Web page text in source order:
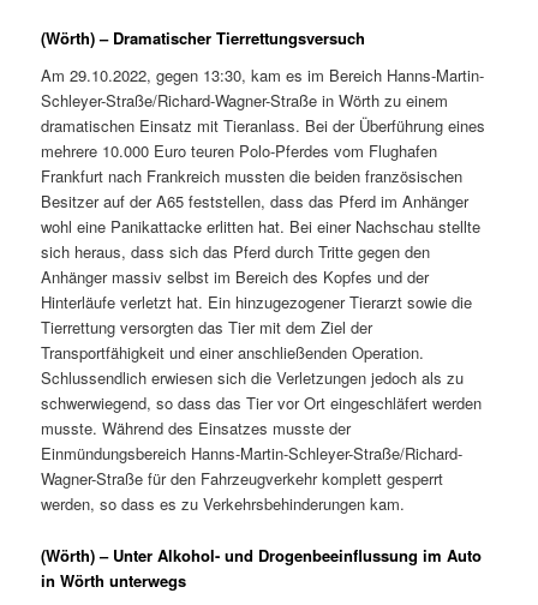
(Wörth) – Dramatischer Tierrettungsversuch
Am 29.10.2022, gegen 13:30, kam es im Bereich Hanns-Martin-
Schleyer-Straße/Richard-Wagner-Straße in Wörth zu einem
dramatischen Einsatz mit Tieranlass. Bei der Überführung eines
mehrere 10.000 Euro teuren Polo-Pferdes vom Flughafen
Frankfurt nach Frankreich mussten die beiden französischen
Besitzer auf der A65 feststellen, dass das Pferd im Anhänger
wohl eine Panikattacke erlitten hat. Bei einer Nachschau stellte
sich heraus, dass sich das Pferd durch Tritte gegen den
Anhänger massiv selbst im Bereich des Kopfes und der
Hinterläufe verletzt hat. Ein hinzugezogener Tierarzt sowie die
Tierrettung versorgten das Tier mit dem Ziel der
Transportfähigkeit und einer anschließenden Operation.
Schlussendlich erwiesen sich die Verletzungen jedoch als zu
schwerwiegend, so dass das Tier vor Ort eingeschläfert werden
musste. Während des Einsatzes musste der
Einmündungsbereich Hanns-Martin-Schleyer-Straße/Richard-
Wagner-Straße für den Fahrzeugverkehr komplett gesperrt
werden, so dass es zu Verkehrsbehinderungen kam.
(Wörth) – Unter Alkohol- und Drogenbeeinflussung im Auto
in Wörth unterwegs